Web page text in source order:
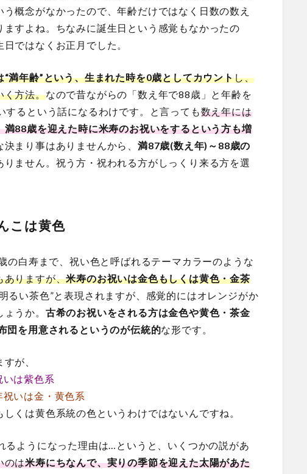
概念がなかったので、年齢だけではなく日数の数え
すよね。ちなみに誕生日という感覚もなかったの
ではなくお正月でした。
満年齢”という、生まれた時を0歳としてカウントし、
く方法。なので昔ながらの「数え年で88歳」と年齢を
るという話になるわけです。と言っても数え年には
満88歳を迎えた時に米寿のお祝いをするという方も増
決まり事はありませんから、満87歳(数え年)～88歳の
りません。祝う方・祝われる方がしっくり来る方を選
こは黄色
の白寿まで、祝い色と呼ばれるテーマカラーのような
ありますが、米寿のお祝いは金色もしくは黄色・金茶
るい茶色”と表現されますが、感覚的にはオレンジがか
うか。 古希のお祝いをされる方は金色や黄色・茶金
団を用意されるというのが伝統的な形です。
が、
いは紫色系
いは金・黄色系
くは黄色系統の色というわけではないんですね。
るようになった理由は…というと、いくつかの説があ
のは米寿にちなんで、実りの季節を迎えた太陽があた